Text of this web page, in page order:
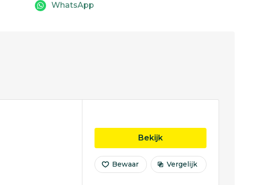
WhatsApp
Bekijkopleiding Innovation
Bewaar Vergelijk